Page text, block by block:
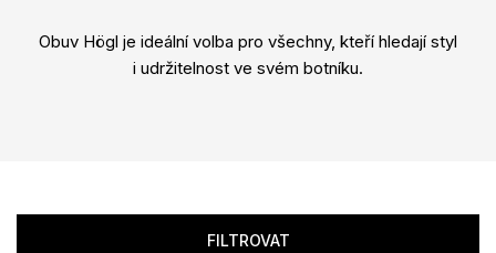
Obuv Högl je ideální volba pro všechny, kteří hledají styl
i udržitelnost ve svém botníku.
FILTROVAT